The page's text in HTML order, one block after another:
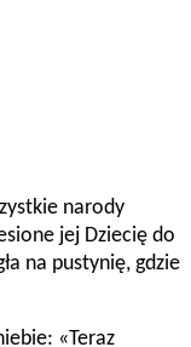
narody
jej Dziecię do
na pustynię, gdzie
«Teraz